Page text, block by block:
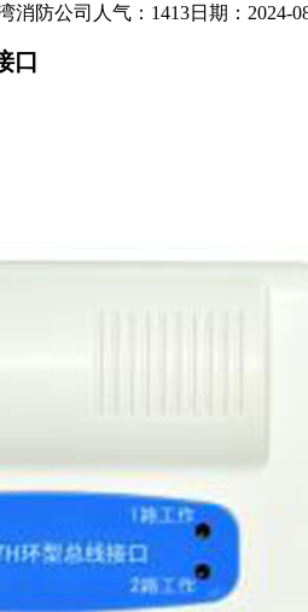
消防公司 人气：1413日期：2024-
口